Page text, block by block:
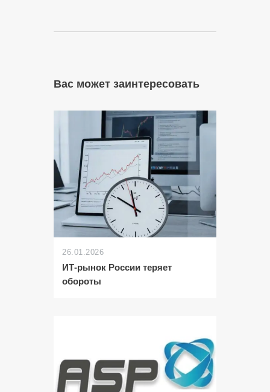
Вас может заинтересовать
26.01.2026
ИТ-рынок России теряет
обороты